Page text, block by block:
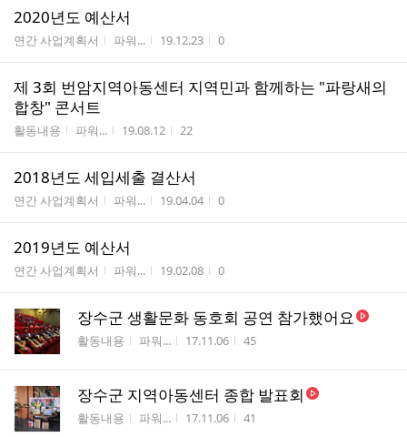
2020년도 예산서
게시판명
연간 사업계획서 작성자
파워... 작성시간
19.12.23 조회수
0
제 3회 번암지역아동센터 지역민과 함께하는 "파랑새의
합창" 콘서트
게시판명
활동내용 작성자
파워... 작성시간
19.08.12 조회수
22
2018년도 세입세출 결산서
게시판명
연간 사업계획서 작성자
파워... 작성시간
19.04.04 조회수
0
2019년도 예산서
게시판명
연간 사업계획서 작성자
파워... 작성시간
19.02.08 조회수
0
장수군 생활문화 동호회 공연 참가했어요
게시판명
활동내용 작성자
파워... 작성시간
17.11.06 조회수
45
장수군 지역아동센터 종합 발표회
게시판명
활동내용 작성자
파워... 작성시간
17.11.06 조회수
41